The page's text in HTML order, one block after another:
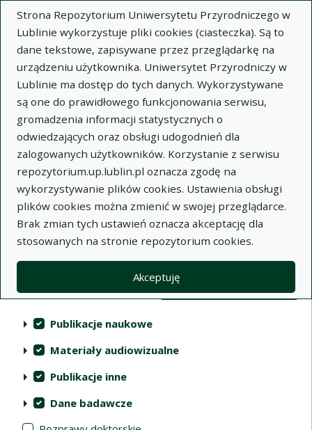
Strona Repozytorium Uniwersytetu Przyrodniczego w
Lublinie wykorzystuje pliki cookies (ciasteczka). Są to
dane tekstowe, zapisywane przez przeglądarkę na
urządzeniu użytkownika. Uniwersytet Przyrodniczy w
Lublinie ma dostęp do tych danych. Wykorzystywane
są one do prawidłowego funkcjonowania serwisu,
gromadzenia informacji statystycznych o
odwiedzających oraz obsługi udogodnień dla
zalogowanych użytkowników. Korzystanie z serwisu
repozytorium.up.lublin.pl oznacza zgodę na
wykorzystywanie plików cookies. Ustawienia obsługi
plików cookies można zmienić w swojej przeglądarce.
Brak zmian tych ustawień oznacza akceptację dla
stosowanych na stronie repozytorium cookies.
Akceptuję
Wyszukaj
Repozytorium Uniwersytetu
Przyrodniczego w Lublinie
Kolekcje
Widok kompaktowy wyników
Filtry wyszukiwania (automatyczne
Akcje na kolekcjach
Kolekcje (automatyczne przeładowanie treści)
Publikacje naukowe
Materiały audiowizualne
Publikacje inne
Dane badawcze